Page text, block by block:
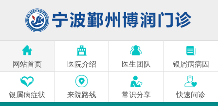
网站首页 医院介绍 医生团队 银屑病病因
银屑病症状 来院路线 常识分享 快速问诊